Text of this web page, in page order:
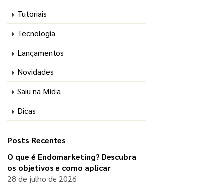
Tutoriais
Tecnologia
Lançamentos
Novidades
Saiu na Mídia
Dicas
Posts Recentes
O que é Endomarketing? Descubra
os objetivos e como aplicar
28 de julho de 2026